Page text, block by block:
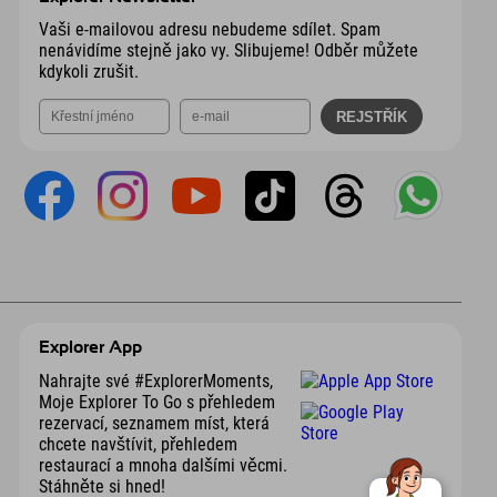
Vaši e-mailovou adresu nebudeme sdílet. Spam
nenávidíme stejně jako vy. Slibujeme! Odběr můžete
kdykoli zrušit.
Explorer App
Nahrajte své #ExplorerMoments,
Moje Explorer To Go s přehledem
rezervací, seznamem míst, která
chcete navštívit, přehledem
restaurací a mnoha dalšími věcmi.
Stáhněte si hned!